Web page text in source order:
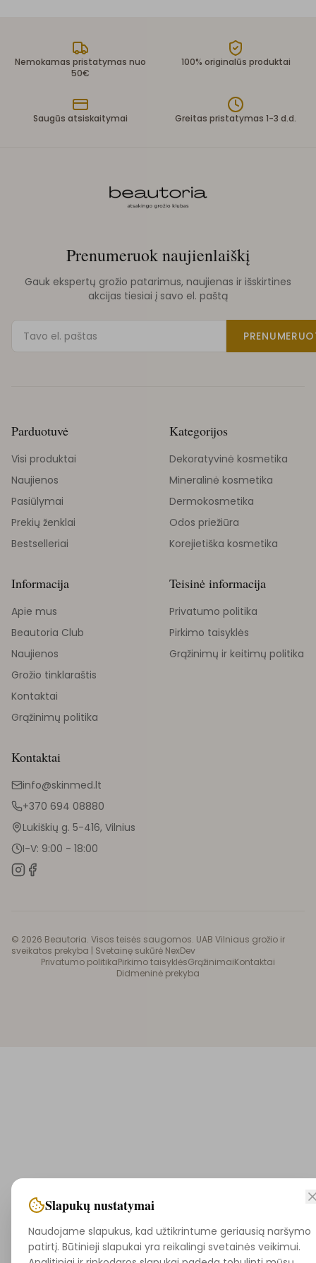
Nemokamas pristatymas nuo
50€
100% originalūs produktai
Saugūs atsiskaitymai Greitas pristatymas 1-3 d.d.
Prenumeruok naujienlaiškį
Gauk ekspertų grožio patarimus, naujienas ir išskirtines
akcijas tiesiai į savo el. paštą
Parduotuvė
Visi produktai
Naujienos
Pasiūlymai
Prekių ženklai
Bestselleriai
Kategorijos
Dekoratyvinė kosmetika
Mineralinė kosmetika
Dermokosmetika
Odos priežiūra
Korejietiška kosmetika
Informacija
Apie mus
Beautoria Club
Naujienos
Grožio tinklaraštis
Kontaktai
Grąžinimų politika
Teisinė informacija
Privatumo politika
Pirkimo taisyklės
Grąžinimų ir keitimų politika
Kontaktai
info@skinmed.lt
+370 694 08880
Lukiškių g. 5-416, Vilnius
I-V: 9:00 - 18:00
© 2026 Beautoria. Visos teisės saugomos. UAB Vilniaus grožio ir
sveikatos prekyba | Svetainę sukūrė NexDev
Privatumo politikaPirkimo taisyklėsGrąžinimaiKontaktai
Didmeninė prekyba
Slapukų nustatymai
Naudojame slapukus, kad užtikrintume geriausią naršymo
patirtį. Būtinieji slapukai yra reikalingi svetainės veikimui.